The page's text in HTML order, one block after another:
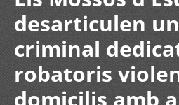
desarticulen
criminal
robatoris
domicilis amb